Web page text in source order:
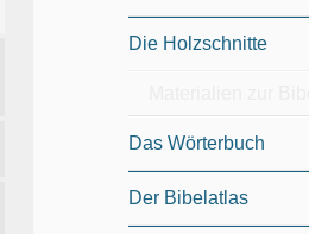
Die Holzschnitte
Das Wörterbuch
Der Bibelatlas